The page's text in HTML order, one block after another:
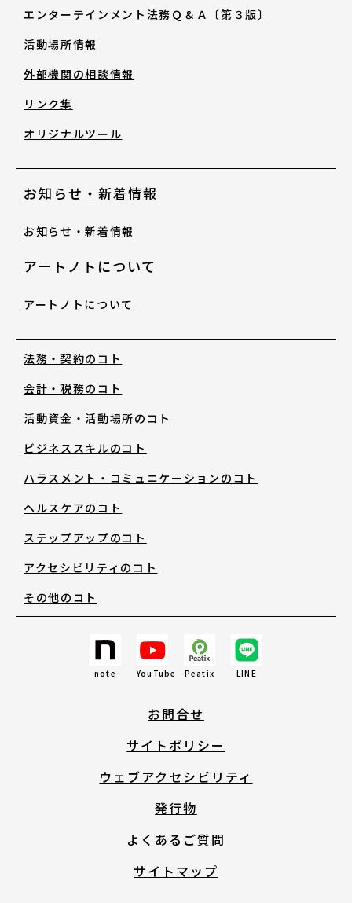
アートノトについて
お問合せ
よくあるご質問
ウェブアクセシビリティ
発行物
サイトマップ
note YouTube Peatix
エンターテインメント法務Ｑ＆Ａ〔第３版〕
活動場所情報
外部機関の相談情報
リンク集
オリジナルツール
お知らせ・新着情報
お知らせ・新着情報
アートノトについて
アートノトについて
法務・契約のコト
会計・税務のコト
活動資金・活動場所のコト
ビジネススキルのコト
ハラスメント・コミュニケーションのコト
ヘルスケアのコト
ステップアップのコト
アクセシビリティのコト
その他のコト
note YouTube Peatix LINE
お問合せ
サイトポリシー
ウェブアクセシビリティ
発行物
よくあるご質問
サイトマップ